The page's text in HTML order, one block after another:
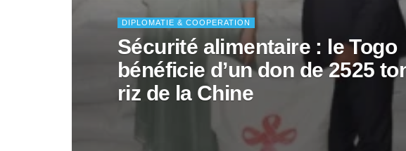
DIPLOMATIE & COOPERATION
Sécurité alimentaire : le Togo
bénéficie d’un don de 2525
riz de la Chine